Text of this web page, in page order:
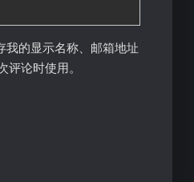
我的显示名称、邮箱地址
论时使用。